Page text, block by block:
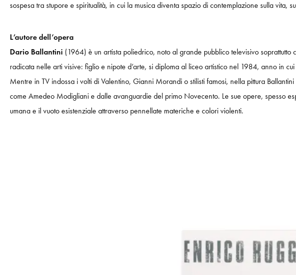
sospesa tra stupore e spiritualità, in cui la musica diventa spazio di contemplazione sulla vita,
L’autore dell’opera
Dario Ballantini (1964) è un artista poliedrico, noto al grande pubblico televisivo
radicata nelle arti visive: figlio e nipote d’arte, si diploma al liceo artistico nel 1984, anno in
Mentre in TV indossa i volti di Valentino, Gianni Morandi o stilisti famosi, nella pittura
come Amedeo Modigliani e dalle avanguardie del primo Novecento. Le sue opere, spesso
umana e il vuoto esistenziale attraverso pennellate materiche e colori violenti.